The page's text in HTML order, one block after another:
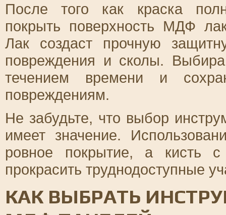
После того как краска
покрыть поверхность МДФ
Лак создаст прочную
повреждения и сколы.
течением времени и
повреждениям.
Не забудьте, что выбор
имеет значение.
ровное покрытие, а кисть с
прокрасить труднодоступные
КАК ВЫБРАТЬ